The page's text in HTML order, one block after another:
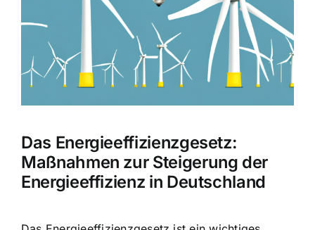
Das Energieeffizienzgesetz:
Maßnahmen zur Steigerung der
Energieeffizienz in Deutschland